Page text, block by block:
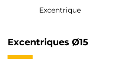
Excentrique
Excentriques Ø15